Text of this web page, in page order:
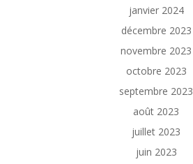
janvier 2024
décembre 2023
novembre 2023
octobre 2023
septembre 2023
août 2023
juillet 2023
juin 2023